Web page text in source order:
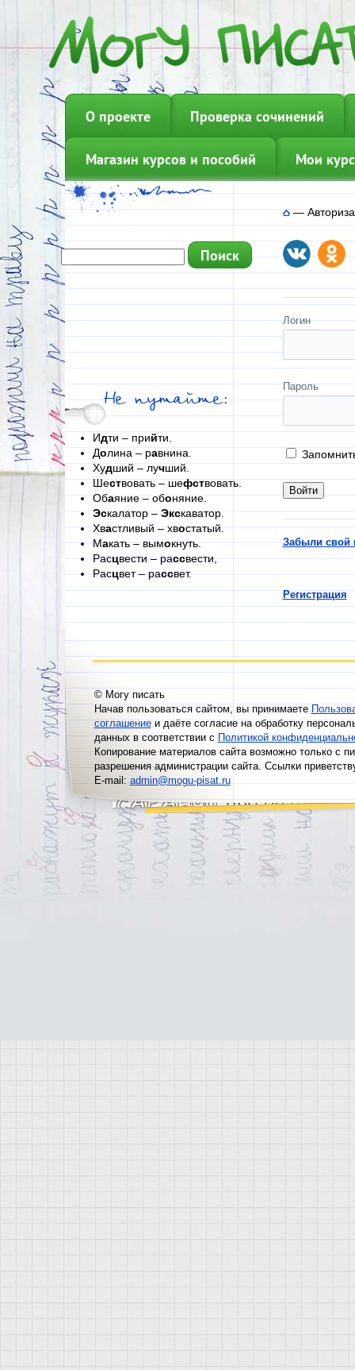
О проекте Проверка сочинений
Магазин курсов и пособий Мои
Не путайте:
Идти – прийти.
Долина – равнина.
Худший – лучший.
Шествовать – шефствовать.
Обаяние – обоняние.
Эскалатор –Экскаватор.
Хвастливый – хвостатый.
Макать – вымокнуть.
Расцвести – рассвести,
Расцвет – рассвет.
—
Логин
Пароль
Забыли свой
Регистрация
© Могу писать
Начав пользоваться сайтом, вы принимаете
соглашениеи даёте согласие на обработку
данных в соответствии сПолитикой
Копирование материалов сайта возможно только с
разрешения администрации сайта. Ссылки
E-mail:admin@mogu-pisat.ru